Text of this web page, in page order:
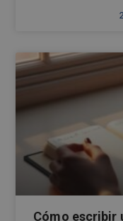
Cómo escribir